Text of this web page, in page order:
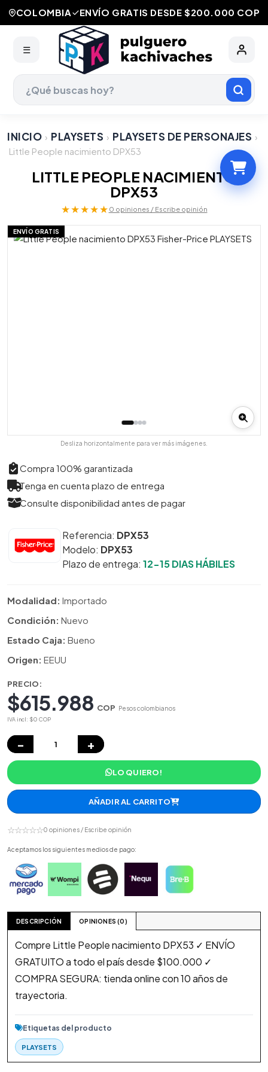
COLOMBIA ENVÍO GRATIS DESDE $200.000 COP
☰
INICIO › PLAYSETS › PLAYSETS DE PERSONAJES ›
Little People nacimiento DPX53
LITTLE PEOPLE NACIMIENTO
DPX53
★★★★★ 0 opiniones / Escribe opinión
ENVÍO GRATIS
Desliza horizontalmente para ver más imágenes.
Compra 100% garantizada
Tenga en cuenta plazo de entrega
Consulte disponibilidad antes de pagar
Referencia: DPX53
Modelo: DPX53
Plazo de entrega: 12-15 DIAS HÁBILES
Modalidad: Importado
Condición: Nuevo
Estado Caja: Bueno
Origen: EEUU
PRECIO:
$615.988 COP Pesos colombianos
IVA incl: $0 COP
− +
LO QUIERO!
AÑADIR AL CARRITO
☆☆☆☆☆0 opiniones / Escribe opinión
Aceptamos los siguientes medios de pago:
DESCRIPCIÓN OPINIONES (0)
Compre Little People nacimiento DPX53 ✓ ENVÍO
GRATUITO a todo el país desde $100.000 ✓
COMPRA SEGURA: tienda online con 10 años de
trayectoria.
Etiquetas del producto
PLAYSETS